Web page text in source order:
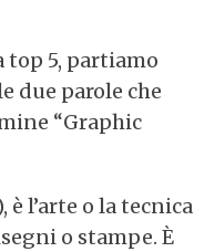
top 5, partiamo
due parole che
“Graphic
è l’arte o la tecnica
o stampe. È